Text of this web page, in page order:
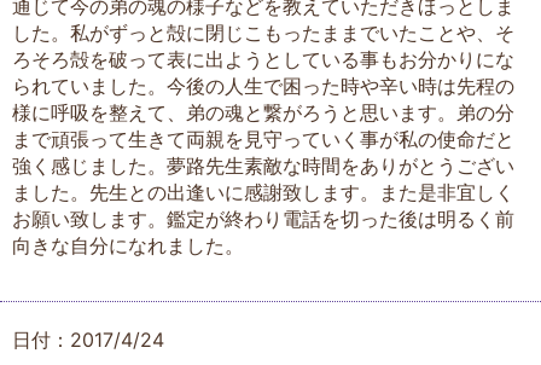
通じて今の弟の魂の様子などを教えていただきほっとしま
した。私がずっと殻に閉じこもったままでいたことや、そ
ろそろ殻を破って表に出ようとしている事もお分かりにな
られていました。今後の人生で困った時や辛い時は先程の
様に呼吸を整えて、弟の魂と繋がろうと思います。弟の分
まで頑張って生きて両親を見守っていく事が私の使命だと
強く感じました。夢路先生素敵な時間をありがとうござい
ました。先生との出逢いに感謝致します。また是非宜しく
お願い致します。鑑定が終わり電話を切った後は明るく前
向きな自分になれました。
日付：2017/4/24